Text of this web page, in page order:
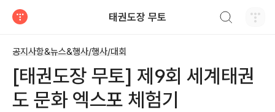
태권도장 무토
공지사항&뉴스&행사/행사/대회
[태권도장 무토] 제9회 세계태권
도 문화 엑스포 체험기